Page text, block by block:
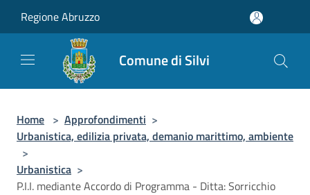
Regione Abruzzo
Comune di Silvi
Home > Approfondimenti >
Urbanistica, edilizia privata, demanio marittimo, ambiente
>
Urbanistica >
P.I.I. mediante Accordo di Programma - Ditta: Sorricchio